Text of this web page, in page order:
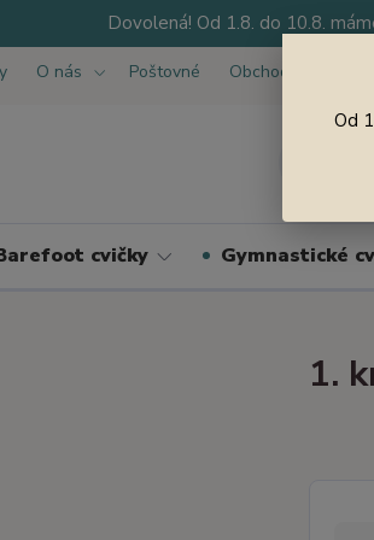
Dovolená! Od 1.8. do 10.8.
O nás Poštovné Obchodní podmínky
cvičky Gymnastické
1.
Od